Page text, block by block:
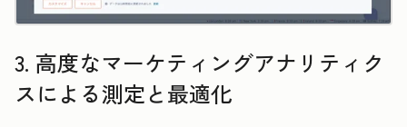
3. 高度なマーケティングアナリティク
スによる測定と最適化